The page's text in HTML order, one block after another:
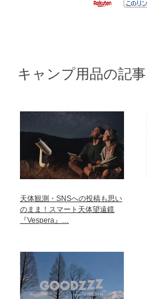
キャンプ用品の記
天体観測・SNSへの投稿も思い
のまま！スマート天体望遠鏡
『Vespera』…